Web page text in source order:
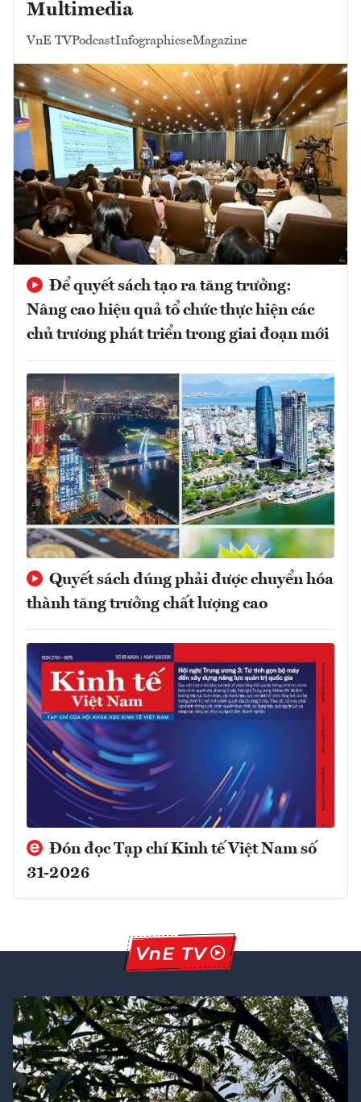
Multimedia
VnE TVPodcastInfographicseMagazine
Để quyết sách tạo ra tăng trưởng:
Nâng cao hiệu quả tổ chức thực hiện các
chủ trương phát triển trong giai đoạn mới
Quyết sách đúng phải được chuyển hóa
thành tăng trưởng chất lượng cao
Đón đọc Tạp chí Kinh tế Việt Nam số
31-2026